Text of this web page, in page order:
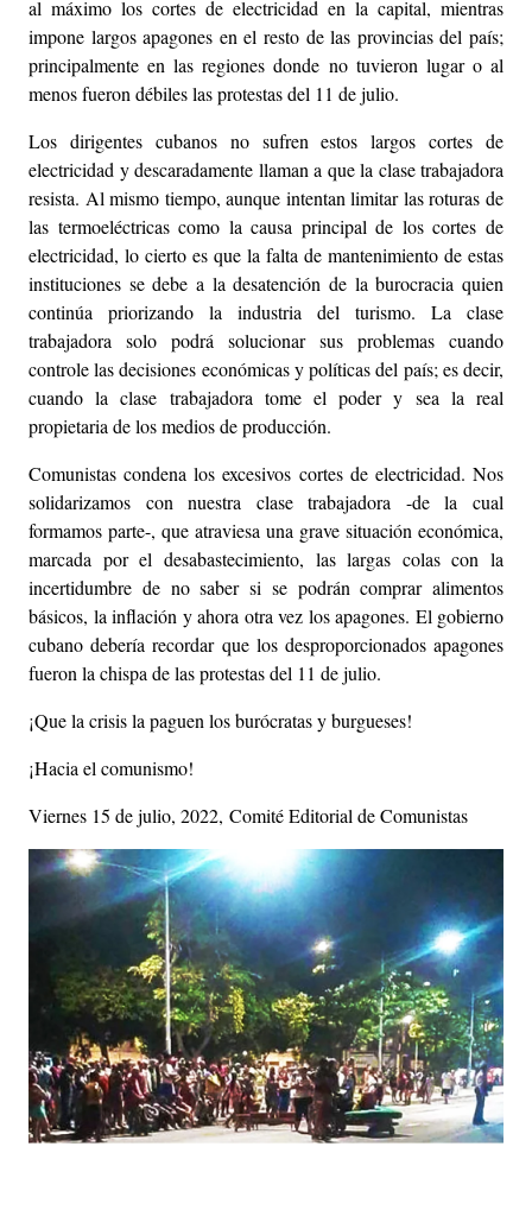
al máximo los cortes de electricidad en la capital, mientras
impone largos apagones en el resto de las provincias del país;
principalmente en las regiones donde no tuvieron lugar o al
menos fueron débiles las protestas del 11 de julio.
Los dirigentes cubanos no sufren estos largos cortes de
electricidad y descaradamente llaman a que la clase trabajadora
resista. Al mismo tiempo, aunque intentan limitar las roturas de
las termoeléctricas como la causa principal de los cortes de
electricidad, lo cierto es que la falta de mantenimiento de estas
instituciones se debe a la desatención de la burocracia quien
continúa priorizando la industria del turismo. La clase
trabajadora solo podrá solucionar sus problemas cuando
controle las decisiones económicas y políticas del país; es decir,
cuando la clase trabajadora tome el poder y sea la real
propietaria de los medios de producción.
Comunistas condena los excesivos cortes de electricidad. Nos
solidarizamos con nuestra clase trabajadora -de la cual
formamos parte-, que atraviesa una grave situación económica,
marcada por el desabastecimiento, las largas colas con la
incertidumbre de no saber si se podrán comprar alimentos
básicos, la inflación y ahora otra vez los apagones. El gobierno
cubano debería recordar que los desproporcionados apagones
fueron la chispa de las protestas del 11 de julio.
¡Que la crisis la paguen los burócratas y burgueses!
¡Hacia el comunismo!
Viernes 15 de julio, 2022, Comité Editorial de Comunistas